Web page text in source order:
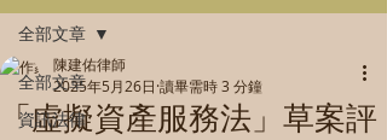
全部文章
資訊法律
全部文章
「虛擬資產服務法」草案評
陳建佑律師
2025年5月26日 讀畢需時 3 分鐘